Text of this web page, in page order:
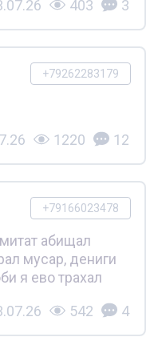
403 3
+79262283179
1220 12
+79166023478
абищал
мусар, дениги
я ево трахал
542 4